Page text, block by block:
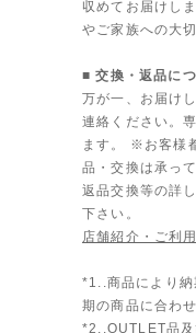
収めてお届けし
やご家族への大
■ 交換・返品に
万が一、お届け
連絡ください。
ます。 ※お客様
品・交換は承っ
返品交換等の詳
下さい。
店舗紹介・ご利
*1..商品により納
期の商品に合わ
*2..OUTLET品及